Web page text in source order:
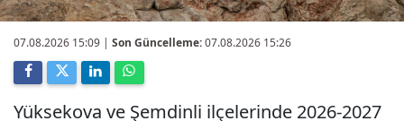
07.08.2026 15:09 | Son Güncelleme:07.08.2026 15:26
Yüksekova ve Şemdinli ilçelerinde 2026-2027